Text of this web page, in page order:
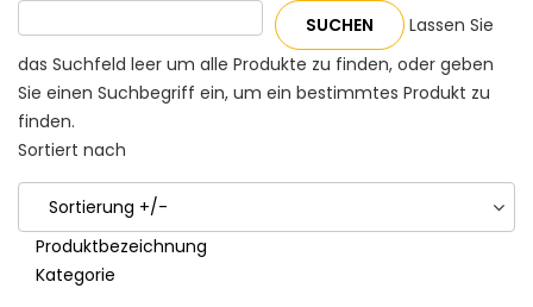
Lassen Sie
das Suchfeld leer um alle Produkte zu finden, oder geben
Sie einen Suchbegriff ein, um ein bestimmtes Produkt zu
finden.
Sortiert nach
Sortierung +/-
Produktbezeichnung
Kategorie